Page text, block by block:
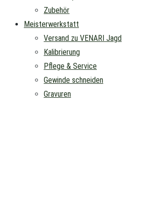
Zubehör
Meisterwerkstatt
Versand zu VENARI Jagd
Kalibrierung
Pflege & Service
Gewinde schneiden
Gravuren